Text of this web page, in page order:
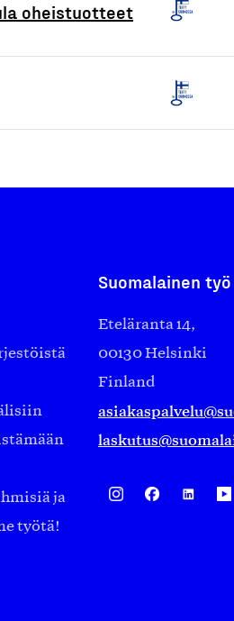
oheistuotteet
ja
työtä!
Suomalainen
Eteläranta 14,
00130 Helsinki
Finland